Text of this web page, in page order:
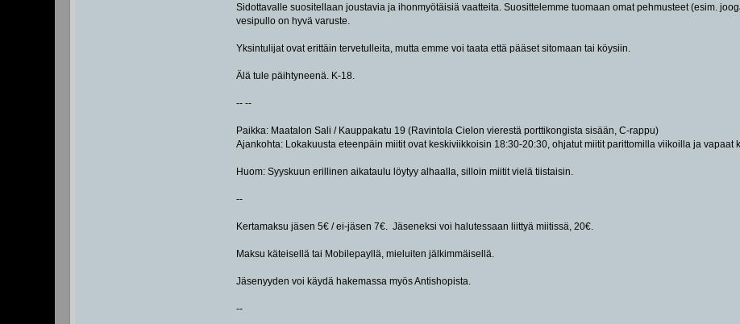
Sidottavalle suositellaan joustavia ja ihonmyötäisiä vaatteita. Suosittelemme tuomaan omat pehmusteet (esim.
vesipullo on hyvä varuste.
Yksintulijat ovat erittäin tervetulleita, mutta emme voi taata että pääset sitomaan tai köysiin.
Älä tule päihtyneenä. K-18.
-- --
Paikka: Maatalon Sali / Kauppakatu 19 (Ravintola Cielon vierestä porttikongista sisään, C-rappu)
Ajankohta: Lokakuusta eteenpäin miitit ovat keskiviikkoisin 18:30-20:30, ohjatut miitit parittomilla viikoilla ja vapaat
Huom: Syyskuun erillinen aikataulu löytyy alhaalla, silloin miitit vielä tiistaisin.
--
Kertamaksu jäsen 5€ / ei-jäsen 7€. Jäseneksi voi halutessaan liittyä miitissä, 20€.
Maksu käteisellä tai Mobilepayllä, mieluiten jälkimmäisellä.
Jäsenyyden voi käydä hakemassa myös Antishopista.
--